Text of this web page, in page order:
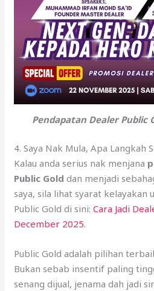
Pendapatan Dealer Public
4. Saya Nak Mula, Apa Langkah
Kalau anda serius nak menjana
Public Gold dan menjadi
saya, sila lihat syarat kelayakan
Public Gold di sini:Cara Jadi
December 2025.
Public Gold adalah pilihan
Bukan sebab insentif paling
senang dijual, jenama dah jadi